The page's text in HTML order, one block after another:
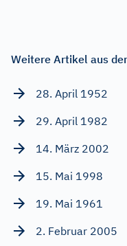
Weitere Artikel aus
28. April 1952
29. April 1982
14. März 2002
15. Mai 1998
19. Mai 1961
2. Februar 2005